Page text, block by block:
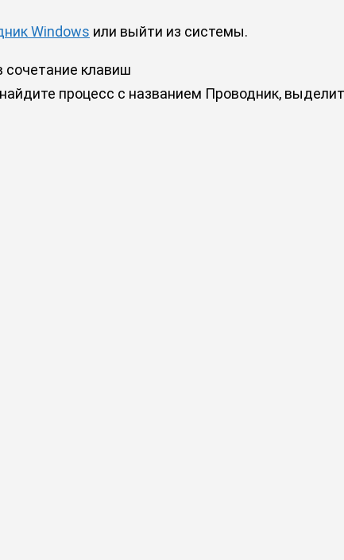
Windows или выйти из системы.
сочетание клавиш
процесс с названием Проводник,